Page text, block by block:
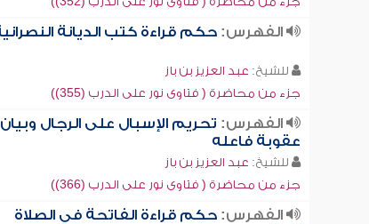
الفهرس:حكم قراءة كتب الديانة
للشيخ: عبد العزيز بن باز
جزء من محاضرة ( فتاوى نور على الدرب (355))
الفهرس: تحريم الإسبال على الرجال وبيان
عقوبة فاعله
للشيخ: عبد العزيز بن باز
جزء من محاضرة ( فتاوى نور على الدرب (366))
الفهرس:حكم قراءة الفاتحة في الصلاة